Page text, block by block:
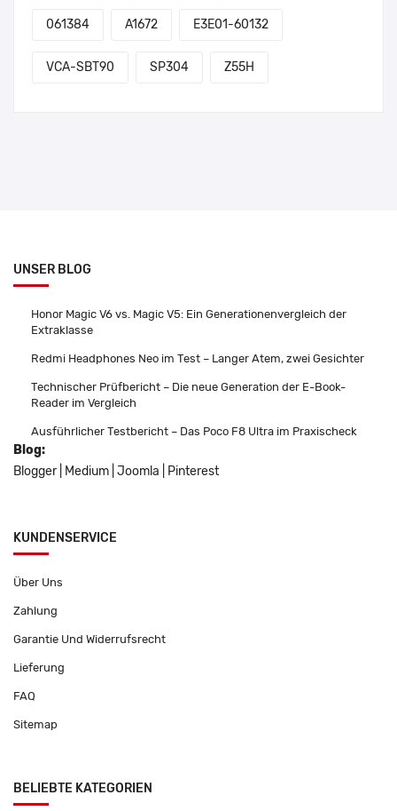
061384 A1672 E3E01-60132
VCA-SBT90 SP304 Z55H
UNSER BLOG
Honor Magic V6 vs. Magic V5: Ein Generationenvergleich der
Extraklasse
Redmi Headphones Neo im Test – Langer Atem, zwei Gesichter
Technischer Prüfbericht – Die neue Generation der E-Book-
Reader im Vergleich
Ausführlicher Testbericht – Das Poco F8 Ultra im Praxischeck
Blog:
Blogger
Medium Joomla Pinterest
KUNDENSERVICE
Über Uns
Zahlung
Garantie Und Widerrufsrecht
Lieferung
FAQ
Sitemap
BELIEBTE KATEGORIEN